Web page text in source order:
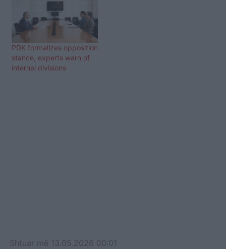
PDK formalizes opposition
stance, experts warn of
internal divisions
Shtuar më 13.05.2026 00:01